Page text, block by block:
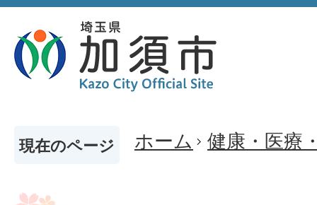
現在のページ ホーム 健康・医療